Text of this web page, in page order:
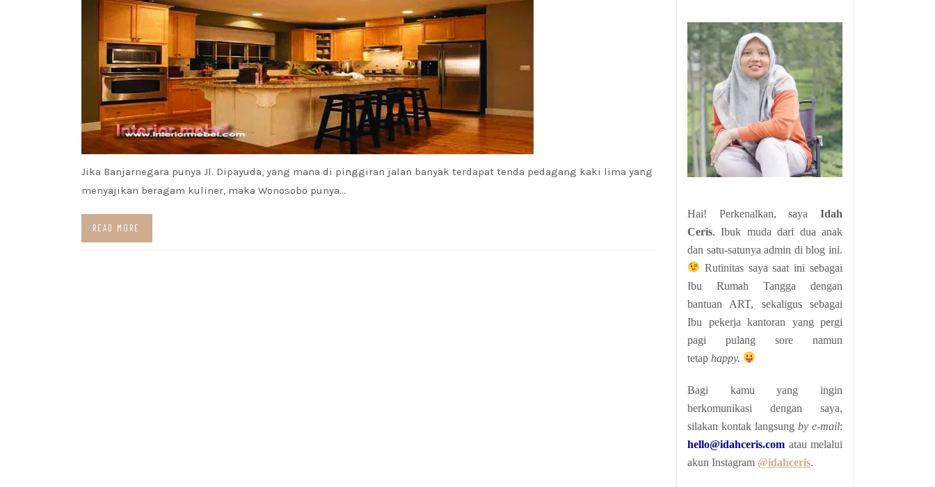
Jika Banjarnegara punya Jl. Dipayuda, yang mana di pinggiran jalan banyak terdapat tenda pedagang kaki lima yang
menyajikan beragam kuliner, maka Wonosobo punya…
READ MORE
Hai! Perkenalkan, saya Idah
Ceris. Ibuk muda dari dua anak
dan satu-satunya admin di blog ini.
Rutinitas saya saat ini sebagai
Ibu Rumah Tangga dengan
bantuan ART, sekaligus sebagai
Ibu pekerja kantoran yang pergi
pagi pulang sore namun
tetap happy.
Bagi kamu yang ingin
berkomunikasi dengan saya,
silakan kontak langsung by e-mail:
hello@idahceris.com atau melalui
akun Instagram @idahceris.